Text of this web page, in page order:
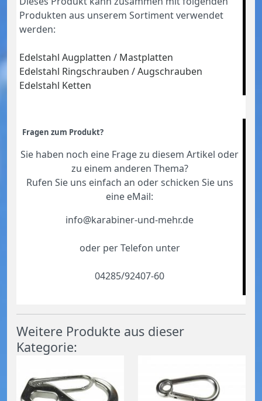
Produkten aus unserem Sortiment verwendet
werden:
Edelstahl Augplatten / Mastplatten
Edelstahl Ringschrauben / Augschrauben
Edelstahl Ketten
Fragen zum Produkt?
Sie haben noch eine Frage zu diesem Artikel oder
zu einem anderen Thema?
Rufen Sie uns einfach an oder schicken Sie uns
eine eMail:
info@karabiner-und-mehr.de
oder per Telefon unter
04285/92407-60
Weitere Produkte aus dieser
Kategorie: